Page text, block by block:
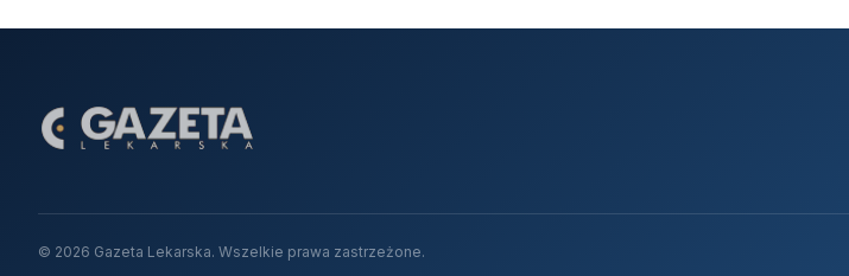
© 2026 Gazeta Lekarska. Wszelkie prawa zastrzeżone.